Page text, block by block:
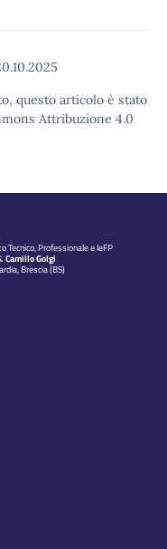
questo articolo è stato
Attribuzione 4.0
Tecnico, Professionale e IeFP
Camillo Golgi
Brescia (BS)